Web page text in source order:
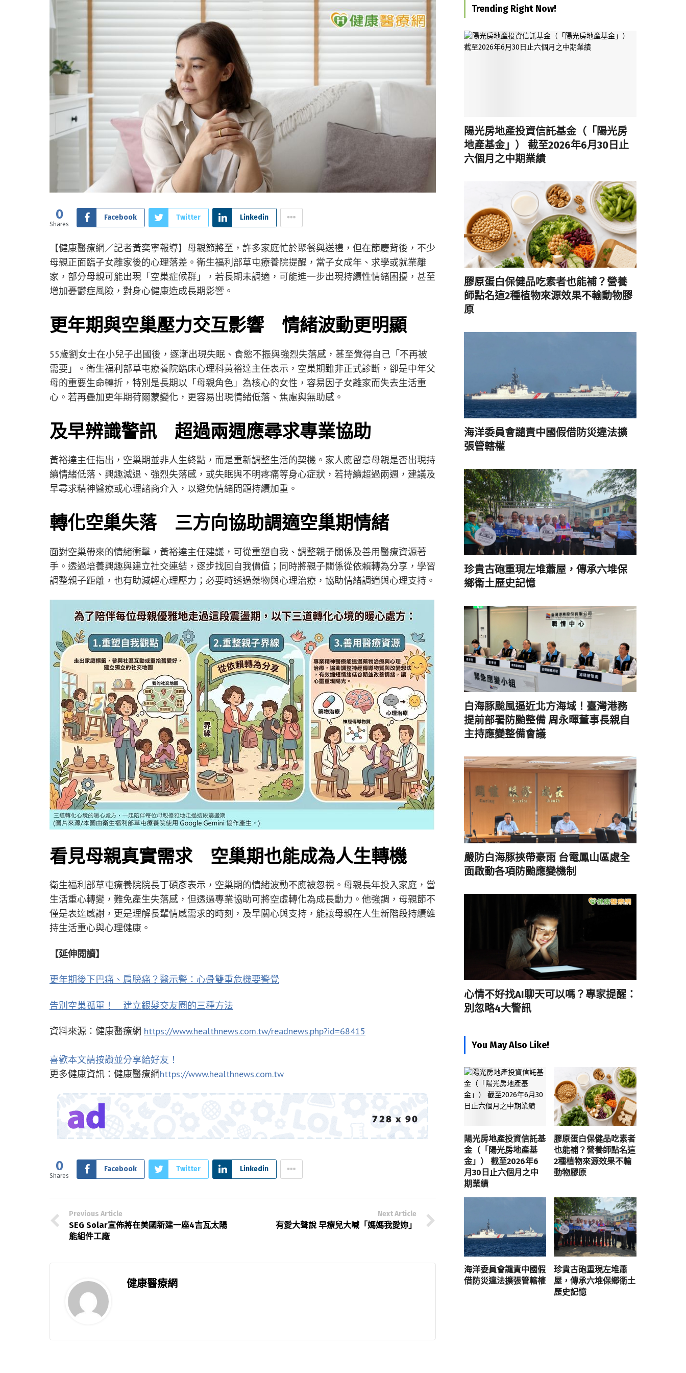
0
Shares
Facebook Twitter Linkedin
【健康醫療網／記者黃奕寧報導】母親節將至，許多家庭忙於聚餐與送禮，但在節慶背後，不少
母親正面臨子女離家後的心理落差。衛生福利部草屯療養院提醒，當子女成年、求學或就業離
家，部分母親可能出現「空巢症候群」，若長期未調適，可能進一步出現持續性情緒困擾，甚至
增加憂鬱症風險，對身心健康造成長期影響。
更年期與空巢壓力交互影響 情緒波動更明顯
55歲劉女士在小兒子出國後，逐漸出現失眠、食慾不振與強烈失落感，甚至覺得自己「不再被
需要」。衛生福利部草屯療養院臨床心理科黃裕達主任表示，空巢期雖非正式診斷，卻是中年父
母的重要生命轉折，特別是長期以「母親角色」為核心的女性，容易因子女離家而失去生活重
心。若再疊加更年期荷爾蒙變化，更容易出現情緒低落、焦慮與無助感。
及早辨識警訊 超過兩週應尋求專業協助
黃裕達主任指出，空巢期並非人生終點，而是重新調整生活的契機。家人應留意母親是否出現持
續情緒低落、興趣減退、強烈失落感，或失眠與不明疼痛等身心症狀，若持續超過兩週，建議及
早尋求精神醫療或心理諮商介入，以避免情緒問題持續加重。
轉化空巢失落 三方向協助調適空巢期情緒
面對空巢帶來的情緒衝擊，黃裕達主任建議，可從重塑自我、調整親子關係及善用醫療資源著
手。透過培養興趣與建立社交連結，逐步找回自我價值；同時將親子關係從依賴轉為分享，學習
調整親子距離，也有助減輕心理壓力；必要時透過藥物與心理治療，協助情緒調適與心理支持。
看見母親真實需求 空巢期也能成為人生轉機
衛生福利部草屯療養院院長丁碩彥表示，空巢期的情緒波動不應被忽視。母親長年投入家庭，當
生活重心轉變，難免產生失落感，但透過專業協助可將空虛轉化為成長動力。他強調，母親節不
僅是表達感謝，更是理解長輩情感需求的時刻，及早關心與支持，能讓母親在人生新階段持續維
持生活重心與心理健康。
【延伸閱讀】
更年期後下巴痛、肩膀痛？醫示警：心骨雙重危機要警覺
告別空巢孤單！ 建立銀髮交友圈的三種方法
資料來源：健康醫療網 https://www.healthnews.com.tw/readnews.php?id=68415
喜歡本文請按讚並分享給好友！
更多健康資訊：健康醫療網https://www.healthnews.com.tw
0
Shares
Facebook Twitter Linkedin
Previous Article
SEG Solar宣佈將在美國新建一座4吉瓦太陽
能組件工廠
Next Article
有愛大聲說 早療兒大喊「媽媽我愛妳」
健康醫療網
Trending Right Now!
陽光房地產投資信託基金（「陽光房
地產基金」） 截至2026年6月30日止
六個月之中期業績
膠原蛋白保健品吃素者也能補？營養
師點名這2種植物來源效果不輸動物膠
原
海洋委員會譴責中國假借防災違法擴
張管轄權
珍貴古砲重現左堆蕭屋，傳承六堆保
鄉衛土歷史記憶
白海豚颱風逼近北方海域！臺灣港務
提前部署防颱整備 周永暉董事長親自
主持應變整備會議
嚴防白海豚挾帶豪雨 台電鳳山區處全
面啟動各項防颱應變機制
心情不好找AI聊天可以嗎？專家提醒：
別忽略4大警訊
You May Also Like!
陽光房地產投資信託基
金（「陽光房地產基
金」） 截至2026年6
月30日止六個月之中
期業績
膠原蛋白保健品吃素者
也能補？營養師點名這
2種植物來源效果不輸
動物膠原
海洋委員會譴責中國假
借防災違法擴張管轄權
珍貴古砲重現左堆蕭
屋，傳承六堆保鄉衛土
歷史記憶